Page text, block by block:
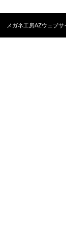
メガネ工房AZウェブサ